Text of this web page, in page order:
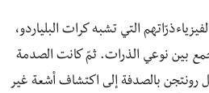
التي تشبه كرات البلياردو،
بين نوعي الذرات. ثمّ كانت الصدمة
رونتجن بالصدفة إلى اكتشاف أشعة غير